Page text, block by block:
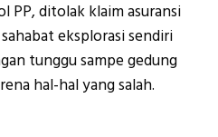
PP, ditolak klaim asuransi
eksplorasi sendiri
tunggu sampe gedung
hal-hal yang salah.